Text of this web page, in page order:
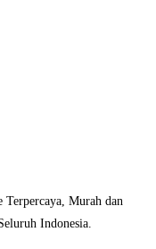
Terpercaya, Murah dan
Indonesia.